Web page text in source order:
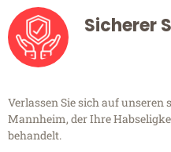
Sicherer
Verlassen Sie sich auf
Mannheim, der Ihre
behandelt.